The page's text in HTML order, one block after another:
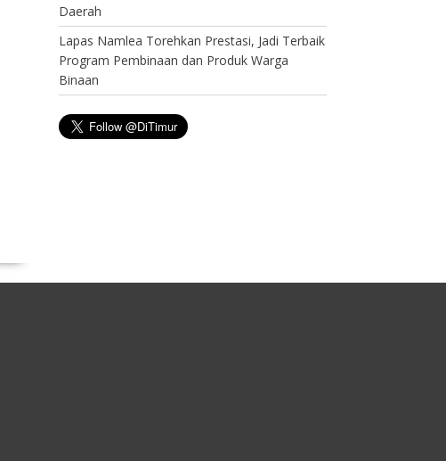
Daerah
Lapas Namlea Torehkan Prestasi, Jadi Terbaik
Program Pembinaan dan Produk Warga
Binaan